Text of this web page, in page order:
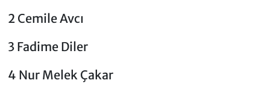
2 Cemile Avcı
3 Fadime Diler
4 Nur Melek Çakar